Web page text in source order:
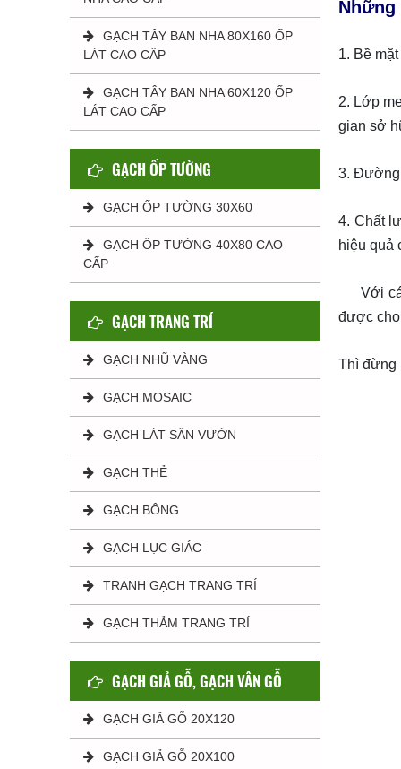
GẠCH TÂY BAN NHA 80X160 ỐP
LÁT CAO CẤP
GẠCH TÂY BAN NHA 60X120 ỐP
LÁT CAO CẤP
GẠCH ỐP TƯỜNG
GẠCH ỐP TƯỜNG 30X60
GẠCH ỐP TƯỜNG 40X80 CAO
CẤP
GẠCH TRANG TRÍ
GẠCH NHŨ VÀNG
GẠCH MOSAIC
GẠCH LÁT SÂN VƯỜN
GẠCH THẺ
GẠCH BÔNG
GẠCH LỤC GIÁC
TRANH GẠCH TRANG TRÍ
GẠCH THẢM TRANG TRÍ
GẠCH GIẢ GỖ, GẠCH VÂN GỖ
GẠCH GIẢ GỖ 20X120
GẠCH GIẢ GỖ 20X100
1. Bề
2. Lớp
gian sở
3. Đường
4. Chất
hiệu quả
Với các
được
Thì đừng